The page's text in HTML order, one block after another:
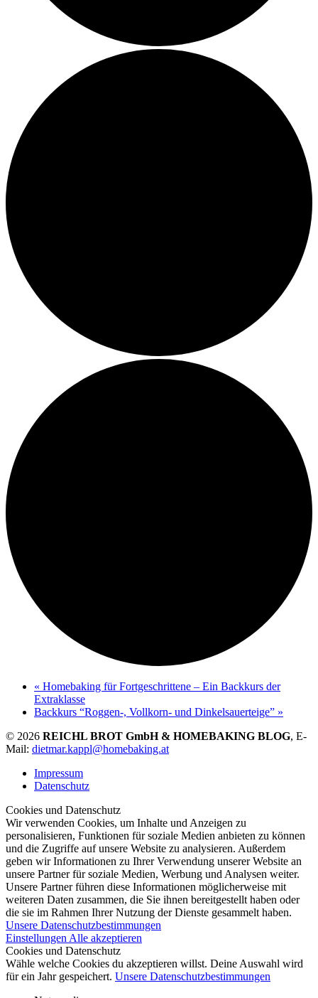
« Homebaking für Fortgeschrittene – Ein Backkurs der
Extraklasse
Backkurs “Roggen-, Vollkorn- und Dinkelsauerteige” »
© 2026 REICHL BROT GmbH & HOMEBAKING BLOG, E-
Mail: dietmar.kappl@homebaking.at
Impressum
Datenschutz
Cookies und Datenschutz
Wir verwenden Cookies, um Inhalte und Anzeigen zu
personalisieren, Funktionen für soziale Medien anbieten zu können
und die Zugriffe auf unsere Website zu analysieren. Außerdem
geben wir Informationen zu Ihrer Verwendung unserer Website an
unsere Partner für soziale Medien, Werbung und Analysen weiter.
Unsere Partner führen diese Informationen möglicherweise mit
weiteren Daten zusammen, die Sie ihnen bereitgestellt haben oder
die sie im Rahmen Ihrer Nutzung der Dienste gesammelt haben.
Unsere Datenschutzbestimmungen
Einstellungen Alle akzeptieren
Cookies und Datenschutz
Wähle welche Cookies du akzeptieren willst. Deine Auswahl wird
für ein Jahr gespeichert. Unsere Datenschutzbestimmungen